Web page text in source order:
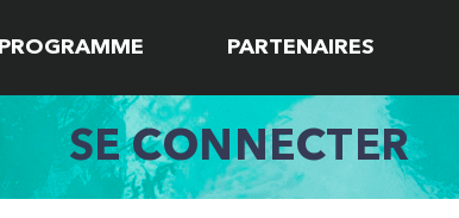
PROGRAMME PARTENAIRES
SE CONNECTER